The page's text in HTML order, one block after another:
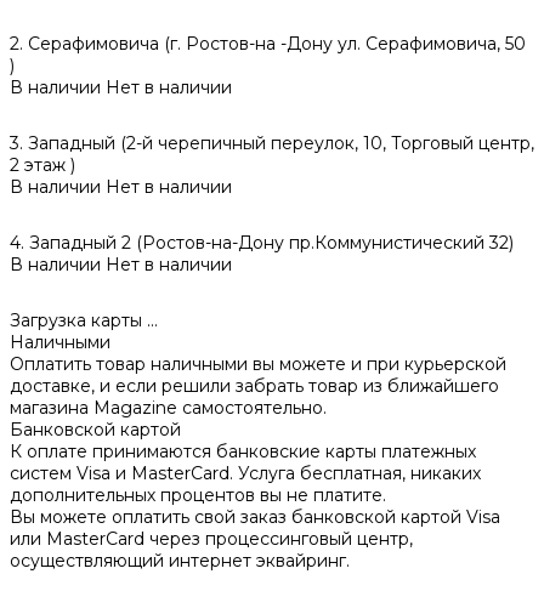
2. Серафимовича (г. Ростов-на -Дону ул. Серафимовича, 50
)
В наличии Нет в наличии
3. Западный (2-й черепичный переулок, 10, Торговый центр,
2 этаж )
В наличии Нет в наличии
4. Западный 2 (Ростов-на-Дону пр.Коммунистический 32)
В наличии Нет в наличии
Загрузка карты ...
Наличными
Оплатить товар наличными вы можете и при курьерской
доставке, и если решили забрать товар из ближайшего
магазина Magazine самоcтоятельно.
Банковской картой
К оплате принимаются банковские карты платежных
систем Visa и MasterCard. Услуга бесплатная, никаких
дополнительных процентов вы не платите.
Вы можете оплатить свой заказ банковской картой Visa
или MasterCard через процессинговый центр,
осуществляющий интернет эквайринг.